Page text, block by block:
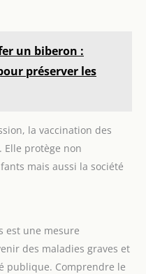
un biberon :
préserver les
la vaccination des
Elle protège non
mais aussi la société
est une mesure
des maladies graves et
publique. Comprendre le